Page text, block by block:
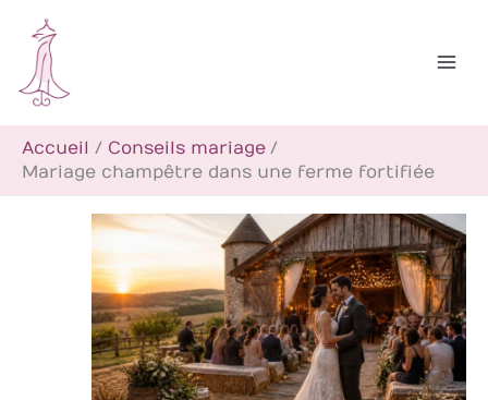
contenu
Accueil
Conseils mariage
Mariage champêtre dans une ferme fortifiée
c
h
e